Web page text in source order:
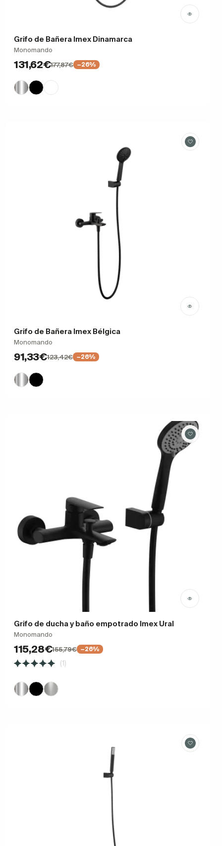
Grifo de Bañera Imex Dinamarca
Monomando
131,62€177,87€ −26%
Grifo de Bañera Imex Bélgica
Monomando
91,33€123,42€ −26%
Grifo de ducha y baño empotrado Imex Ural
Monomando
115,28€155,79€ −26%
(1)